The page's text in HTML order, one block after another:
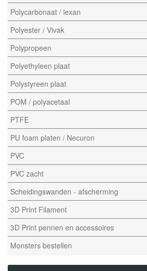
Polycarbonaat / lexan
Polyester / Vivak
Polypropeen
Polyethyleen plaat
Polystyreen plaat
POM / polyacetaal
PTFE
PU foam platen / Necuron
PVC
PVC zacht
Scheidingswanden - afscherming
3D Print Filament
3D Print pennen en accessoires
Monsters bestellen